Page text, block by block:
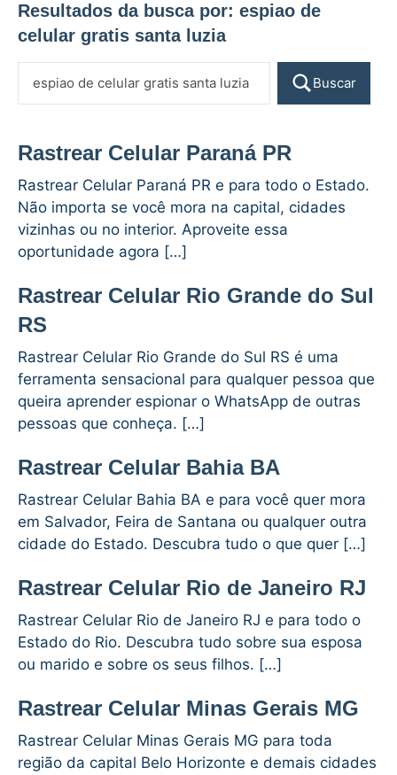
Resultados da busca por: espiao de
celular gratis santa luzia
Buscar
Rastrear Celular Paraná PR
Rastrear Celular Paraná PR e para todo o Estado.
Não importa se você mora na capital, cidades
vizinhas ou no interior. Aproveite essa
oportunidade agora […]
Rastrear Celular Rio Grande do Sul
RS
Rastrear Celular Rio Grande do Sul RS é uma
ferramenta sensacional para qualquer pessoa que
queira aprender espionar o WhatsApp de outras
pessoas que conheça. […]
Rastrear Celular Bahia BA
Rastrear Celular Bahia BA e para você quer mora
em Salvador, Feira de Santana ou qualquer outra
cidade do Estado. Descubra tudo o que quer […]
Rastrear Celular Rio de Janeiro RJ
Rastrear Celular Rio de Janeiro RJ e para todo o
Estado do Rio. Descubra tudo sobre sua esposa
ou marido e sobre os seus filhos. […]
Rastrear Celular Minas Gerais MG
Rastrear Celular Minas Gerais MG para toda
região da capital Belo Horizonte e demais cidades